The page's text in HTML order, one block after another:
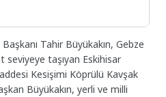
Tahir Büyükakın, Gebze
seviyeye taşıyan Eskihisar
Kesişimi Köprülü Kavşak
Büyükakın, yerli ve milli